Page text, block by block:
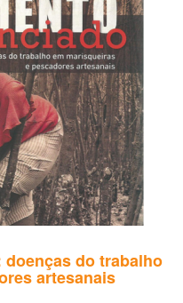
do trabalho
artesanais